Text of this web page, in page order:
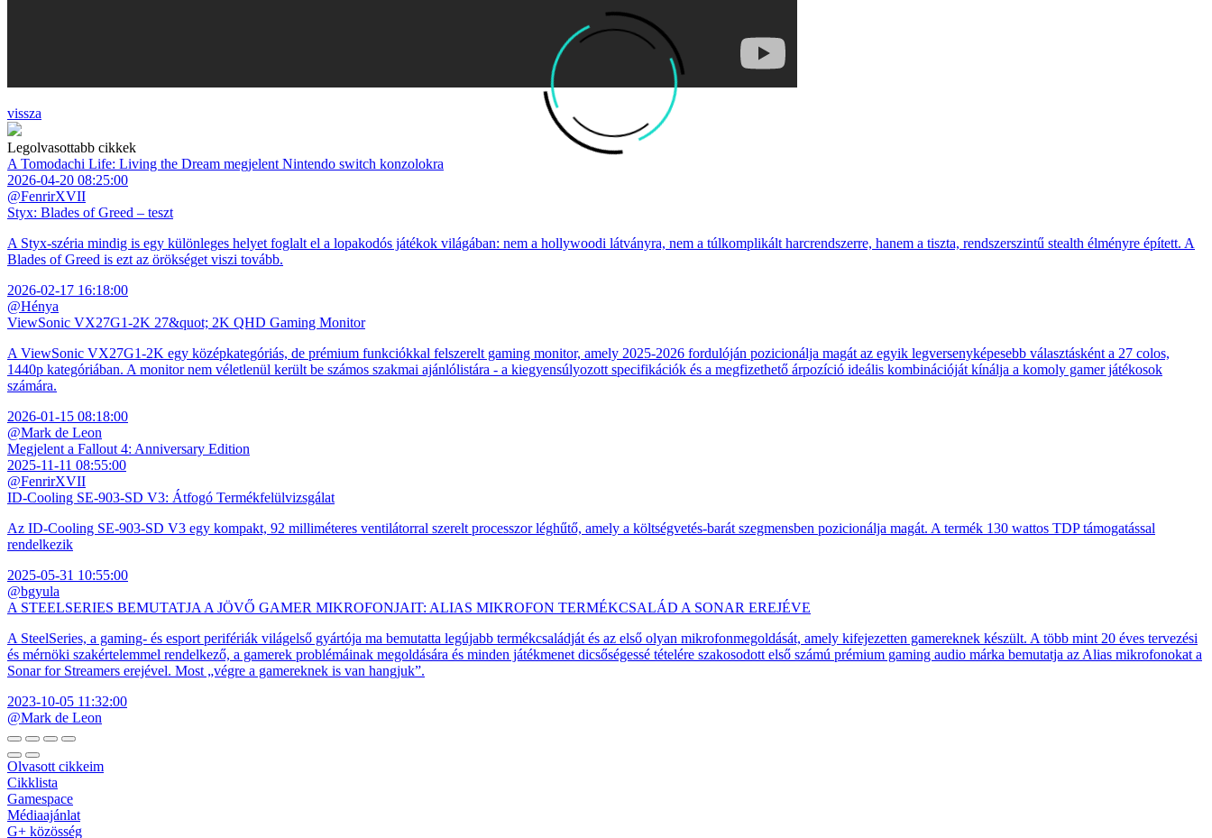
vissza
Legolvasottabb cikkek
A Tomodachi Life: Living the Dream megjelent Nintendo switch konzolokra
2026-04-20 08:25:00
@FenrirXVII
Styx: Blades of Greed – teszt
A Styx-széria mindig is egy különleges helyet foglalt el a lopakodós játékok világában: nem a hollywoodi látványra, nem a túlkomplikált harcrendszerre, hanem a tiszta, rendszerszintű stealth élményre épített. A
Blades of Greed is ezt az örökséget viszi tovább.
2026-02-17 16:18:00
@Hénya
ViewSonic VX27G1-2K 27&quot; 2K QHD Gaming Monitor
A ViewSonic VX27G1-2K egy középkategóriás, de prémium funkciókkal felszerelt gaming monitor, amely 2025-2026 fordulóján pozicionálja magát az egyik legversenyképesebb választásként a 27 colos,
1440p kategóriában. A monitor nem véletlenül került be számos szakmai ajánlólistára - a kiegyensúlyozott specifikációk és a megfizethető árpozíció ideális kombinációját kínálja a komoly gamer játékosok
számára.
2026-01-15 08:18:00
@Mark de Leon
Megjelent a Fallout 4: Anniversary Edition
2025-11-11 08:55:00
@FenrirXVII
ID-Cooling SE-903-SD V3: Átfogó Termékfelülvizsgálat
Az ID-Cooling SE-903-SD V3 egy kompakt, 92 milliméteres ventilátorral szerelt processzor léghűtő, amely a költségvetés-barát szegmensben pozicionálja magát. A termék 130 wattos TDP támogatással
rendelkezik
2025-05-31 10:55:00
@bgyula
A STEELSERIES BEMUTATJA A JÖVŐ GAMER MIKROFONJAIT: ALIAS MIKROFON TERMÉKCSALÁD A SONAR EREJÉVE
A SteelSeries, a gaming- és esport perifériák világelső gyártója ma bemutatta legújabb termékcsaládját és az első olyan mikrofonmegoldását, amely kifejezetten gamereknek készült. A több mint 20 éves tervezési
és mérnöki szakértelemmel rendelkező, a gamerek problémáinak megoldására és minden játékmenet dicsőségessé tételére szakosodott első számú prémium gaming audio márka bemutatja az Alias mikrofonokat a
Sonar for Streamers erejével. Most „végre a gamereknek is van hangjuk”.
2023-10-05 11:32:00
@Mark de Leon
Olvasott cikkeim
Cikklista
Gamespace
Médiaajánlat
G+ közösség